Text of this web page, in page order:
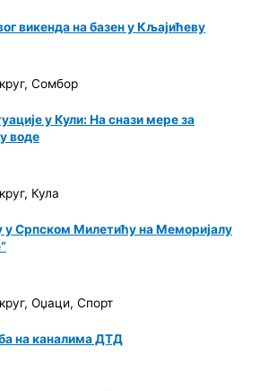
викенда на базен у Кљајићеву
, Сомбор
у Кули: На снази мере за
воде
, Кула
у Српском Милетићу на Меморијалу
, Оџаци, Спорт
на каналима ДТД